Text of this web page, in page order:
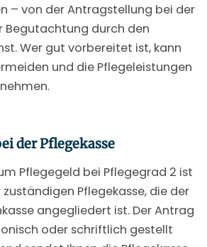
– von der Antragstellung bei der
Begutachtung durch den
Wer gut vorbereitet ist, kann
und die Pflegeleistungen
der Pflegekasse
Pflegegeld bei Pflegegrad 2 ist
Pflegekasse, die der
angegliedert ist. Der Antrag
oder schriftlich gestellt